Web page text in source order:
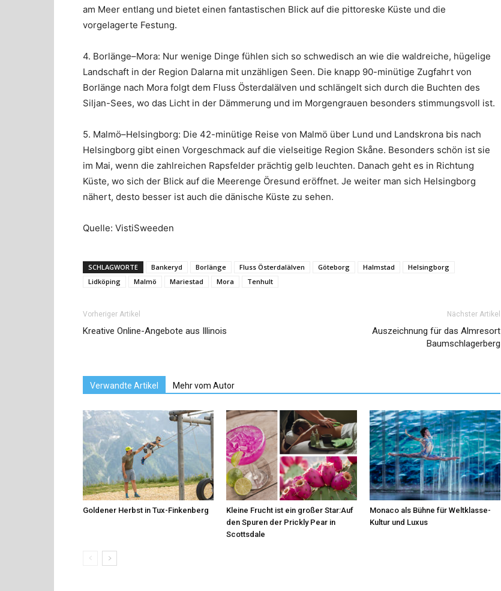
am Meer entlang und bietet einen fantastischen Blick auf die pittoreske Küste und die
vorgelagerte Festung.
4. Borlänge–Mora: Nur wenige Dinge fühlen sich so schwedisch an wie die waldreiche, hügelige
Landschaft in der Region Dalarna mit unzähligen Seen. Die knapp 90-minütige Zugfahrt von
Borlänge nach Mora folgt dem Fluss Österdalälven und schlängelt sich durch die Buchten des
Siljan-Sees, wo das Licht in der Dämmerung und im Morgengrauen besonders stimmungsvoll ist.
5. Malmö–Helsingborg: Die 42-minütige Reise von Malmö über Lund und Landskrona bis nach
Helsingborg gibt einen Vorgeschmack auf die vielseitige Region Skåne. Besonders schön ist sie
im Mai, wenn die zahlreichen Rapsfelder prächtig gelb leuchten. Danach geht es in Richtung
Küste, wo sich der Blick auf die Meerenge Öresund eröffnet. Je weiter man sich Helsingborg
nähert, desto besser ist auch die dänische Küste zu sehen.
Quelle: VistiSweeden
SCHLAGWORTE Bankeryd Borlänge Fluss Österdalälven Göteborg Halmstad
Helsingborg
Lidköping
Malmö Mariestad Mora Tenhult
Vorheriger Artikel
Kreative Online-Angebote aus Illinois
Nächster Artikel
Auszeichnung für das Almresort
Baumschlagerberg
Verwandte Artikel Mehr vom Autor
Goldener Herbst in Tux-Finkenberg
Kleine Frucht ist ein großer Star:Auf
den Spuren der Prickly Pear in
Scottsdale
Monaco als Bühne für Weltklasse-
Kultur und Luxus